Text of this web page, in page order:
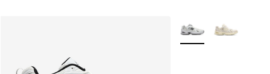
Meer kleuren